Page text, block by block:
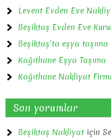
Levent Evden Eve
Beşiktaş Evden Eve
Beşiktaş’ta eşya
Kağıthane Eşya Taşıma
Kağıthane Nakliyat
Son yorumlar
Beşiktaş Nakliyat için